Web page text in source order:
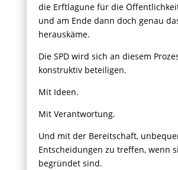
die Erftlagune für die
und am Ende dann doch genau
herauskäme.
Die SPD wird sich an diesem
konstruktiv beteiligen.
Mit Ideen.
Mit Verantwortung.
Und mit der Bereitschaft,
Entscheidungen zu treffen, wenn
begründet sind.